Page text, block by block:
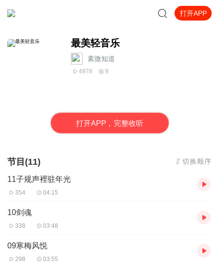
打开APP
最美轻音乐
素微知道
4978 9
打开APP，完整收听
节目(11) 切换顺序
11子规声裡驻年光
354 04:15
10剑魂
338 03:48
09寒梅风悦
298 03:55